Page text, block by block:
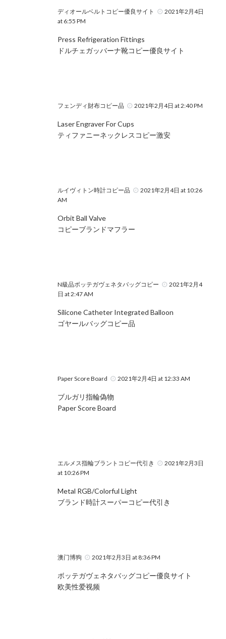
ディオールベルトコピー優良サイト
2021年2月4日
at 6:55 PM
Press Refrigeration Fittings
ドルチェガッバーナ靴コピー優良サイト
フェンディ財布コピー品 2021年2月4日 at 2:40 PM
Laser Engraver For Cups
ティファニーネックレスコピー激安
ルイヴィトン時計コピー品
2021年2月4日 at 10:26
AM
Orbit Ball Valve
コピーブランドマフラー
N級品ボッテガヴェネタバッグコピー
2021年2月4
日 at 2:47 AM
Silicone Catheter Integrated Balloon
ゴヤールバッグコピー品
Paper Score Board 2021年2月4日 at 12:33 AM
ブルガリ指輪偽物
Paper Score Board
エルメス指輪ブラントコピー代引き
2021年2月3日
at 10:26 PM
Metal RGB/Colorful Light
ブランド時計スーパーコピー代引き
澳门博狗 2021年2月3日 at 8:36 PM
ボッテガヴェネタバッグコピー優良サイト
欧美性爱视频